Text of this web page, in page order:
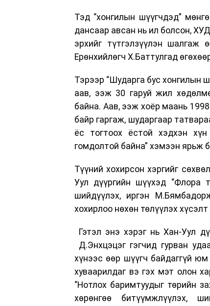
Тэд “хонгилын шүүгчдэд”
дансаар авсан нь ил болсон,
эрхийг түтгэлзүүлэн шалгаж
Ерөнхийлөгч Х.Баттулгад
Тэрээр “Шударга бус хонгилын
аав, ээж 30 гаруй жил
байна. Аав, ээж хоёр маань
байр гаргаж, шударгаар
ёс тогтоох ёстой хэдхэн
гомдолтой байна” хэмээн ярьж
Түүний хохирсон хэргийг
Уул дүүргийн шүүхэд “Флора
шийдүүлэх, иргэн
хохирлоо нөхөн төлүүлэх
Гэтэл энэ хэрэг нь Хан-Уул
Д.Энхцэцэг гэгчид гурван
хүнээс өөр шүүгч байдаггүй
хуваарилдаг вэ гэх мэт олон
“Нотлох баримтуудыг төрийн
хөрөнгөө битүүмжлүүлэх,